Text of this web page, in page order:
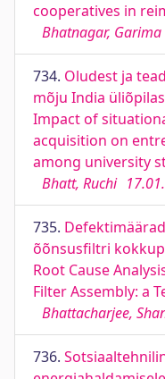
cooperatives in
Bhatnagar, Garima
734. Oludest ja
mõju India
Impact of
acquisition on
among university
Bhatt, Ruchi
735.
õõnsusfiltri
Root Cause
Filter Assembly: a
Bhattacharjee,
736.